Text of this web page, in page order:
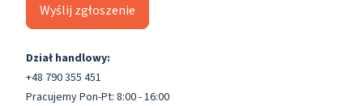
Wyślij zgłoszenie
Dział handlowy:
+48 790 355 451
Pracujemy Pon-Pt: 8:00 - 16:00